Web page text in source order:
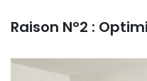
Raison N°2 :